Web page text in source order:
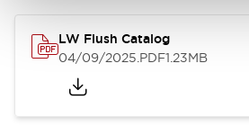
LW Flush Catalog
04/09/2025.PDF1.23MB